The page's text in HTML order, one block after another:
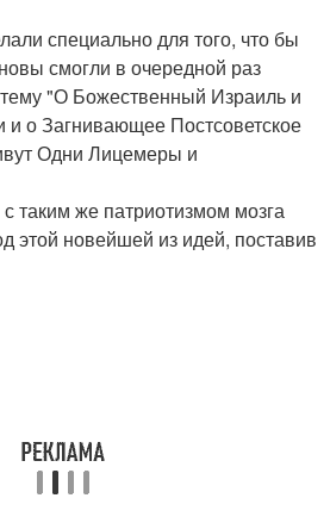
специально для того, что бы
смогли в очередной раз
"О Божественный Израиль и
и о Загнивающее Постсоветское
Одни Лицемеры и
таким же патриотизмом мозга
этой новейшей из идей, поставив